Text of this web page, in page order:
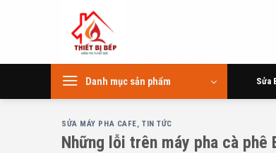
Danh mục sản phẩm Sửa
SỬA MÁY PHA CAFE,TIN TỨC
Những lỗi trên máy pha cà phê